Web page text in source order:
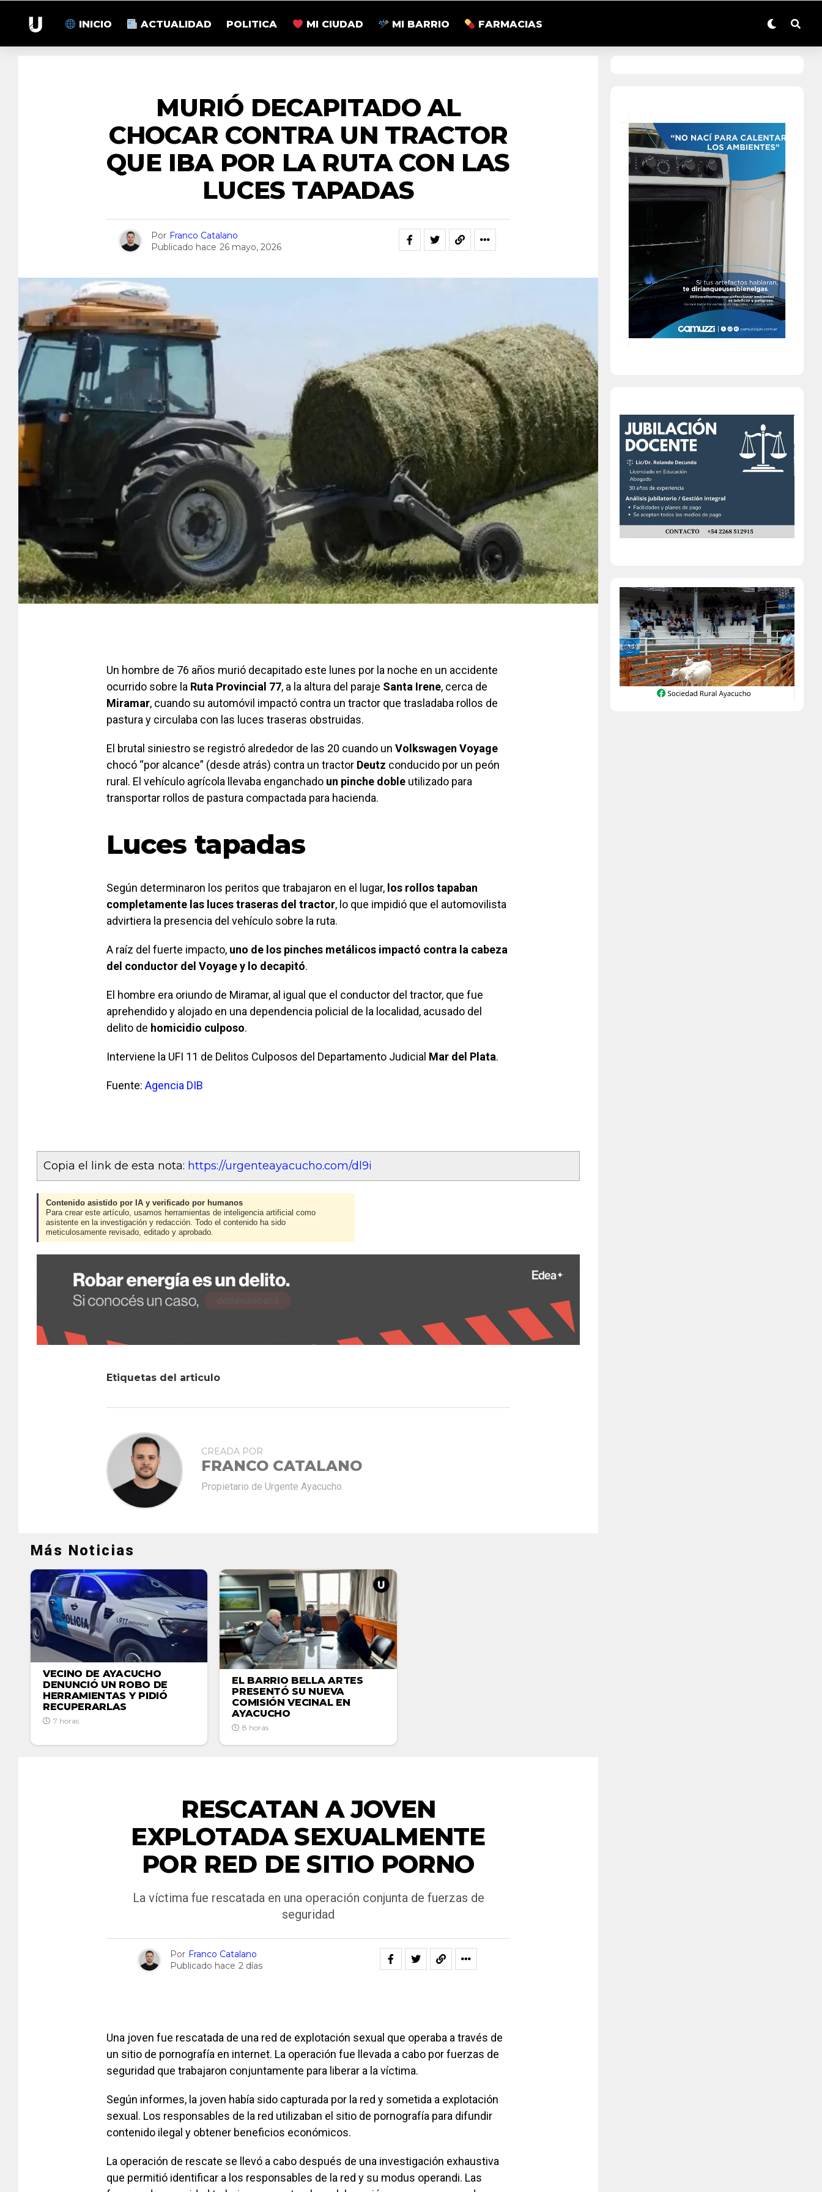
INICIO ACTUALIDAD POLITICA MI CIUDAD MI BARRIO FARMACIAS
MURIÓ DECAPITADO AL
CHOCAR CONTRA UN TRACTOR
QUE IBA POR LA RUTA CON LAS
LUCES TAPADAS
Por Franco Catalano
Publicado hace 26 mayo, 2026
Un hombre de 76 años murió decapitado este lunes por la noche en un accidente
ocurrido sobre la Ruta Provincial 77, a la altura del paraje Santa Irene, cerca de
Miramar, cuando su automóvil impactó contra un tractor que trasladaba rollos de
pastura y circulaba con las luces traseras obstruidas.
El brutal siniestro se registró alrededor de las 20 cuando un Volkswagen Voyage
chocó “por alcance” (desde atrás) contra un tractor Deutz conducido por un peón
rural. El vehículo agrícola llevaba enganchado un pinche doble utilizado para
transportar rollos de pastura compactada para hacienda.
Luces tapadas
Según determinaron los peritos que trabajaron en el lugar, los rollos tapaban
completamente las luces traseras del tractor, lo que impidió que el automovilista
advirtiera la presencia del vehículo sobre la ruta.
A raíz del fuerte impacto, uno de los pinches metálicos impactó contra la cabeza
del conductor del Voyage y lo decapitó.
El hombre era oriundo de Miramar, al igual que el conductor del tractor, que fue
aprehendido y alojado en una dependencia policial de la localidad, acusado del
delito de homicidio culposo.
Interviene la UFI 11 de Delitos Culposos del Departamento Judicial Mar del Plata.
Fuente: Agencia DIB
Copia el link de esta nota: https://urgenteayacucho.com/dl9i
Contenido asistido por IA y verificado por humanos
Para crear este artículo, usamos herramientas de inteligencia artificial como
asistente en la investigación y redacción. Todo el contenido ha sido
meticulosamente revisado, editado y aprobado.
Etiquetas del articulo
CREADA POR
FRANCO CATALANO
Propietario de Urgente Ayacucho.
Más Noticias
VECINO DE AYACUCHO
DENUNCIÓ UN ROBO DE
HERRAMIENTAS Y PIDIÓ
RECUPERARLAS
7 horas
EL BARRIO BELLA ARTES
PRESENTÓ SU NUEVA
COMISIÓN VECINAL EN
AYACUCHO
8 horas
RESCATAN A JOVEN
EXPLOTADA SEXUALMENTE
POR RED DE SITIO PORNO
La víctima fue rescatada en una operación conjunta de fuerzas de
seguridad
Por Franco Catalano
Publicado hace 2 días
Una joven fue rescatada de una red de explotación sexual que operaba a través de
un sitio de pornografía en internet. La operación fue llevada a cabo por fuerzas de
seguridad que trabajaron conjuntamente para liberar a la víctima.
Según informes, la joven había sido capturada por la red y sometida a explotación
sexual. Los responsables de la red utilizaban el sitio de pornografía para difundir
contenido ilegal y obtener beneficios económicos.
La operación de rescate se llevó a cabo después de una investigación exhaustiva
que permitió identificar a los responsables de la red y su modus operandi. Las